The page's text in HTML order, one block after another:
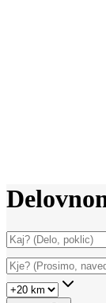
Delovno